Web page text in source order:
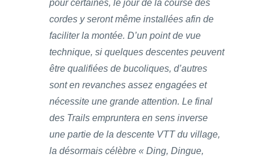
pour certaines, le jour de la course des
cordes y seront même installées afin de
faciliter la montée. D’un point de vue
technique, si quelques descentes peuvent
être qualifiées de bucoliques, d’autres
sont en revanches assez engagées et
nécessite une grande attention. Le final
des Trails empruntera en sens inverse
une partie de la descente VTT du village,
la désormais célèbre « Ding, Dingue,